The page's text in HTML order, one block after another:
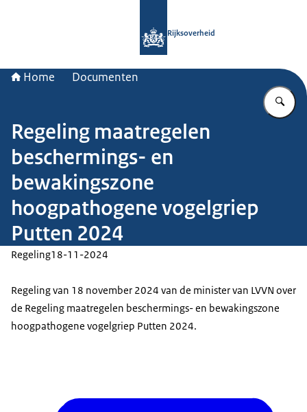
Rijksoverheid
Home Documenten
Regeling maatregelen
beschermings- en
bewakingszone
hoogpathogene vogelgriep
Putten 2024
Regeling18-11-2024
Regeling van 18 november 2024 van de minister van LVVN over
de Regeling maatregelen beschermings- en bewakingszone
hoogpathogene vogelgriep Putten 2024.